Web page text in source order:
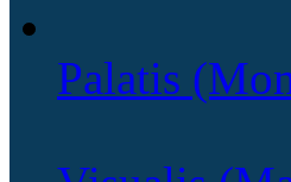
Palatis